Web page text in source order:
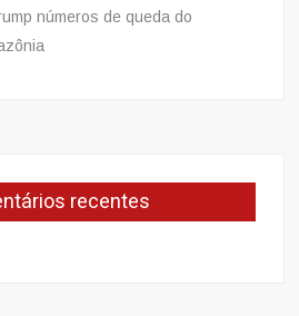
números de queda do
recentes